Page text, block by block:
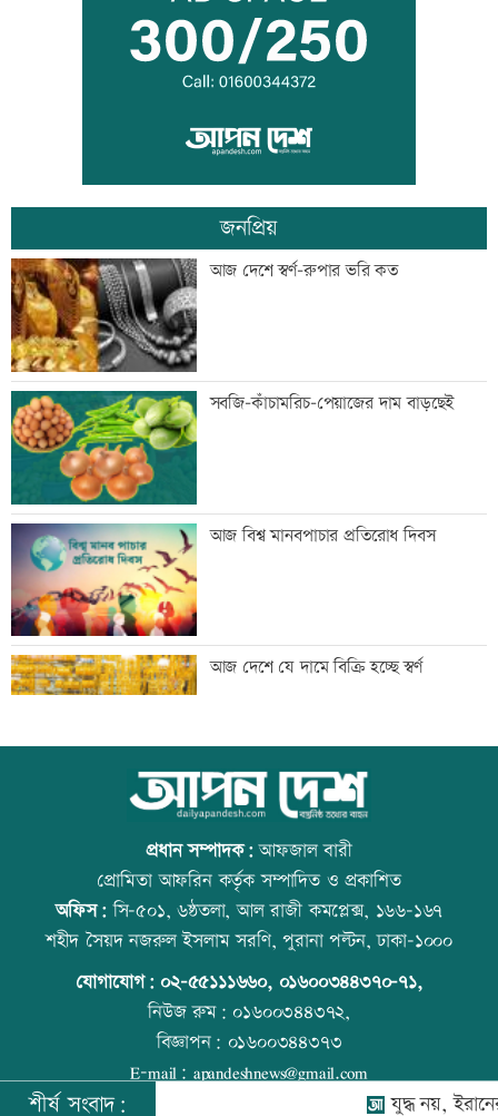
ফেনীর বন্ধ গ্যাসক্ষেত্র চালুর উদ্যোগ নেই,
হতাশ এলাকাবাসী
দেশের বিরুদ্ধে একটি দল চক্রান্ত করছে :
রিজভী
পুকুরে বিষ দিয়ে ১০ লাখ টাকার মাছ নিধন
স্বর্ণের দামে বড় লাফ, আজ থেকেই কার্যকর
৬ জেলায় বজ্রসহ বৃষ্টির আভাস, নদীবন্দরে
সতর্কতা
অবশেষে দেশের বাহিরে টেস্ট জিতল পাকিস্তান
সাকিবের বাড়িতে হামলার পর অতিরিক্ত
পুলিশ মোতায়েন
আজ থেকে জুলাই স্মৃতি জাদুঘর সবার জন্য
উন্মুক্ত
জনপ্রিয়
আজ দেশে স্বর্ণ-রুপার ভরি কত
সবজি-কাঁচামরিচ-পেয়াজের দাম বাড়ছেই
আজ বিশ্ব মানবপাচার প্রতিরোধ দিবস
আজ দেশে যে দামে বিক্রি হচ্ছে স্বর্ণ
আজ বিশ্ব বন্ধু দিবস
প্রতিমন্ত্রীকে ঘিরে ভাইরাল ভিডিওতে ছবি
জুড়ে অপপ্রচার: এলিন
বিশ্ব মাতৃদুগ্ধ দিবস আজ
প্রধান সম্পাদক:আফজাল বারী
প্রোমিতা আফরিন কর্তৃক সম্পাদিত ও প্রকাশিত
অফিস:সি-৫০১, ৬ষ্ঠতলা, আল রাজী কমপ্লেক্স, ১৬৬-১৬৭
শহীদ সৈয়দ নজরুল ইসলাম সরণি, পুরানা পল্টন, ঢাকা-১০০০
যোগাযোগ: ০২-৫৫১১১৬৬০, ০১৬০০৩৪৪৩৭০-৭১,
নিউজ রুম:০১৬০০৩৪৪৩৭২,
বিজ্ঞাপন: ০১৬০০৩৪৪৩৭৩
E-mail: apandeshnews@gmail.com
শীর্ষ সংবাদ: যুদ্ধ নয়, ইরানের সঙ্গে